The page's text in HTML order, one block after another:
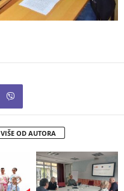
VIŠE OD AUTORA